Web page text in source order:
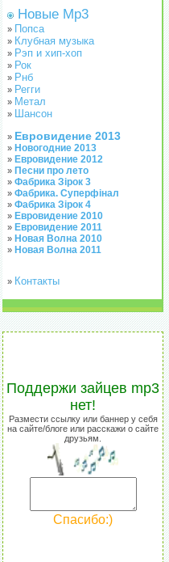
Новые Mp3
» Попса
» Клубная музыка
» Рэп и хип-хоп
» Рок
» Рнб
» Регги
» Метал
» Шансон
» Евровидение 2013
» Новогодние 2013
» Евровидение 2012
» Песни про лето
» Фабрика Зірок 3
» Фабрика. Суперфінал
» Фабрика Зірок 4
» Евровидение 2010
» Евровидение 2011
» Новая Волна 2010
» Новая Волна 2011
» Контакты
Поддержи зайцев mp3
нет!
Размести ссылку или баннер у себя
на сайте/блоге или расскажи о сайте
друзьям.
Спасибо:)